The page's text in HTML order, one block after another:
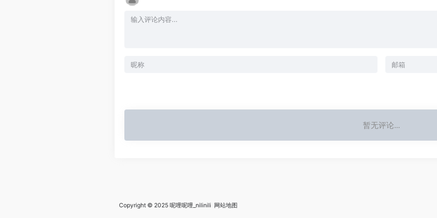
暂无评论...
Copyright © 2025 呢哩呢哩_nilinili 网站地图